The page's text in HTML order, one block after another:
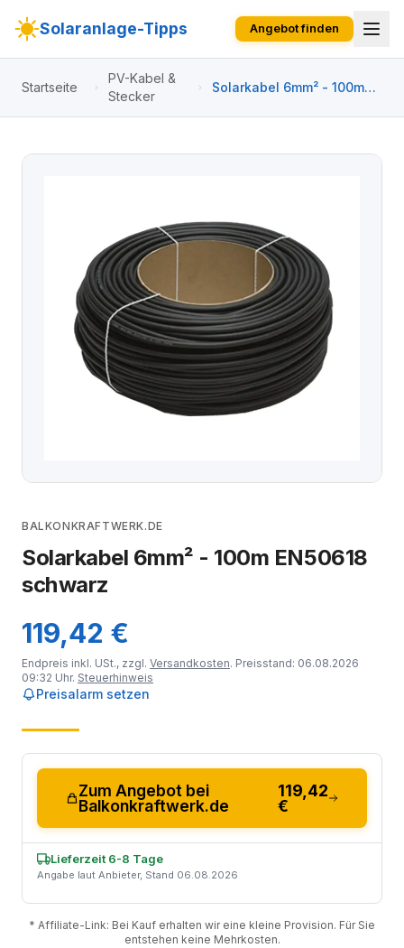
Solaranlage-Tipps Angebot finden
Startseite
PV-Kabel &
Stecker
Solarkabel 6mm² - 100m
BALKONKRAFTWERK.DE
Solarkabel 6mm² - 100m EN50618
schwarz
119,42 €
Endpreis inkl. USt., zzgl. Versandkosten. Preisstand: 06.08.2026
09:32 Uhr. Steuerhinweis
Preisalarm setzen
Zum Angebot bei
Balkonkraftwerk.de
119,42
€
Lieferzeit 6-8 Tage
Angabe laut Anbieter, Stand 06.08.2026
* Affiliate-Link: Bei Kauf erhalten wir eine kleine Provision. Für Sie
entstehen keine Mehrkosten.